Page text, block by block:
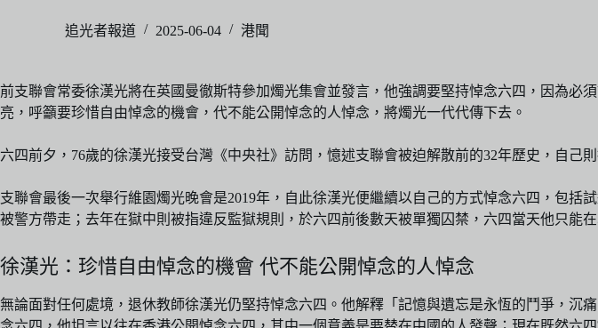
追光者報道 2025-06-04 港聞
前支聯會常委徐漢光將在英國曼徹斯特參加燭光集會並發言，他強調要堅持悼念六四，因為
亮，呼籲要珍惜自由悼念的機會，代不能公開悼念的人悼念，將燭光一代代傳下去。
六四前夕，76歲的徐漢光接受台灣《中央社》訪問，憶述支聯會被迫解散前的32年歷史，自
支聯會最後一次舉行維園燭光晚會是2019年，自此徐漢光便繼續以自己的方式悼念六四，包
被警方帶走；去年在獄中則被指違反監獄規則，於六四前後數天被單獨囚禁，六四當天他只能在
徐漢光：珍惜自由悼念的機會 代不能公開悼念的人悼念
無論面對任何處境，退休教師徐漢光仍堅持悼念六四。他解釋「記憶與遺忘是永恆的鬥爭，